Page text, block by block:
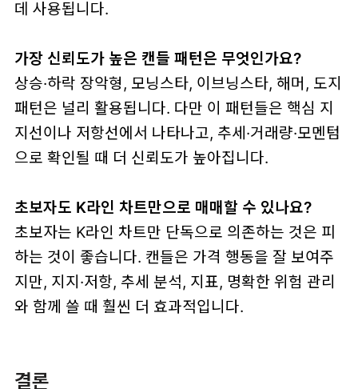
데 사용됩니다.
가장 신뢰도가 높은 캔들 패턴은 무엇인가요?
상승·하락 장악형, 모닝스타, 이브닝스타, 해머, 도지
패턴은 널리 활용됩니다. 다만 이 패턴들은 핵심 지
지선이나 저항선에서 나타나고, 추세·거래량·모멘텀
으로 확인될 때 더 신뢰도가 높아집니다.
초보자도 K라인 차트만으로 매매할 수 있나요?
초보자는 K라인 차트만 단독으로 의존하는 것은 피
하는 것이 좋습니다. 캔들은 가격 행동을 잘 보여주
지만, 지지·저항, 추세 분석, 지표, 명확한 위험 관리
와 함께 쓸 때 훨씬 더 효과적입니다.
결론